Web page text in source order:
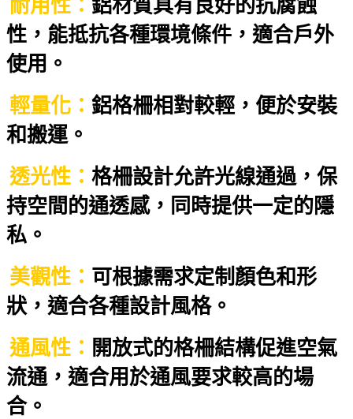
耐用性： 鋁材質具有良好的抗腐蝕
性，能抵抗各種環境條件，適合戶外
使用。
輕量化： 鋁格柵相對較輕，便於安裝
和搬運。
透光性： 格柵設計允許光線通過，保
持空間的通透感，同時提供一定的隱
私。
美觀性： 可根據需求定制顏色和形
狀，適合各種設計風格。
通風性： 開放式的格柵結構促進空氣
流通，適合用於通風要求較高的場
合。